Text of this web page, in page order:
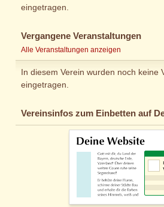
eingetragen.
Vergangene Veranstaltungen
Alle Veranstaltungen anzeigen
In diesem Verein wurden noch keine
eingetragen.
Vereinsinfos zum Einbetten auf